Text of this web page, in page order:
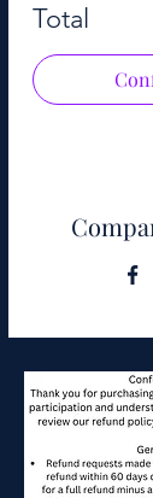
Total